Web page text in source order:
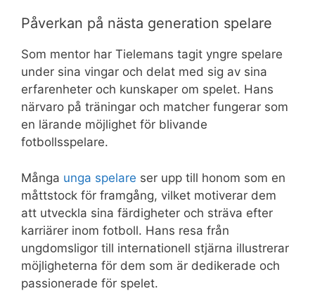
Påverkan på nästa generation spelare
Som mentor har Tielemans tagit yngre spelare
under sina vingar och delat med sig av sina
erfarenheter och kunskaper om spelet. Hans
närvaro på träningar och matcher fungerar som
en lärande möjlighet för blivande
fotbollsspelare.
Många unga spelare ser upp till honom som en
måttstock för framgång, vilket motiverar dem
att utveckla sina färdigheter och sträva efter
karriärer inom fotboll. Hans resa från
ungdomsligor till internationell stjärna illustrerar
möjligheterna för dem som är dedikerade och
passionerade för spelet.